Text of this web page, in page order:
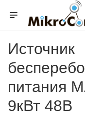
Источник
питания
9кВт 48В